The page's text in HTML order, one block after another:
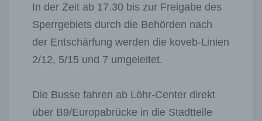
In der Zeit ab 17.30 bis zur Freigabe des
Sperrgebiets durch die Behörden nach
der Entschärfung werden die koveb-Linien
2/12, 5/15 und 7 umgeleitet.
Die Busse fahren ab Löhr-Center direkt
über B9/Europabrücke in die Stadtteile